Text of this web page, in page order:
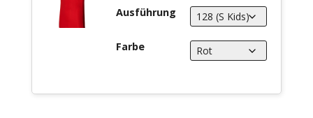
Ausführung
Farbe